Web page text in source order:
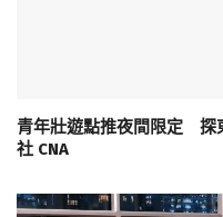
青年壯遊點推夜間限定 探
社 CNA